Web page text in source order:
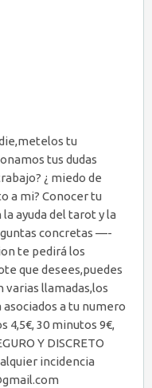
tu
tus dudas
¿ miedo de
a mi? Conocer tu
ayuda del tarot y la
concretas —-
te pedirá los
que desees,puedes
llamadas,los
a tu numero
4,5€, 30 minutos 9€,
Y DISCRETO
incidencia